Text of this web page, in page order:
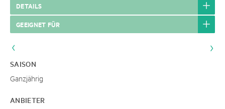
DETAILS
GEEIGNET FÜR
SAISON
Ganzjährig
ANBIETER